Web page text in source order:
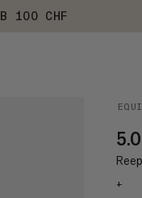
100 CHF
+